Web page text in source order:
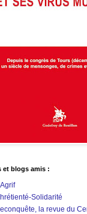
et blogs amis :
Solidarité
la revue du